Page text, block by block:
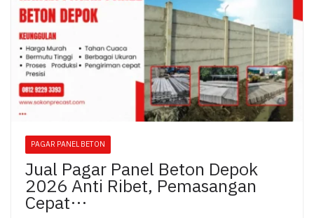
PAGAR PANEL BETON
Jual Pagar Panel Beton Depok
2026 Anti Ribet, Pemasangan
Cepat…